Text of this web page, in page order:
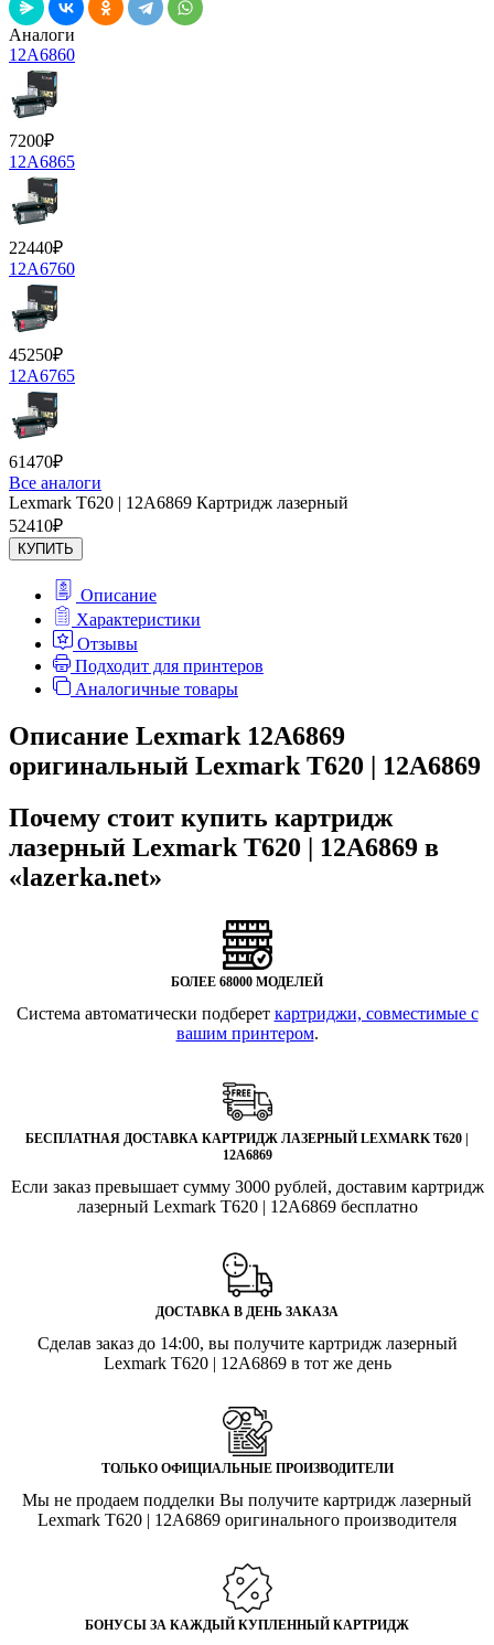
Аналоги
12A6860
7200₽
12A6865
22440₽
12A6760
45250₽
12A6765
61470₽
Все аналоги
Lexmark T620 | 12A6869 Картридж лазерный
52410₽
КУПИТЬ
Описание
Характеристики
Отзывы
Подходит для принтеров
Аналогичные товары
Описание Lexmark 12A6869
оригинальный Lexmark T620 | 12A6869
Почему стоит купить картридж
лазерный Lexmark T620 | 12A6869 в
«lazerka.net»
БОЛЕЕ 68000 МОДЕЛЕЙ
Система автоматически подберет картриджи, совместимые с
вашим принтером.
БЕСПЛАТНАЯ ДОСТАВКА КАРТРИДЖ ЛАЗЕРНЫЙ LEXMARK T620 |
12A6869
Если заказ превышает сумму 3000 рублей, доставим картридж
лазерный Lexmark T620 | 12A6869 бесплатно
ДОСТАВКА В ДЕНЬ ЗАКАЗА
Сделав заказ до 14:00, вы получите картридж лазерный
Lexmark T620 | 12A6869 в тот же день
ТОЛЬКО ОФИЦИАЛЬНЫЕ ПРОИЗВОДИТЕЛИ
Мы не продаем подделки Вы получите картридж лазерный
Lexmark T620 | 12A6869 оригинального производителя
БОНУСЫ ЗА КАЖДЫЙ КУПЛЕННЫЙ КАРТРИДЖ